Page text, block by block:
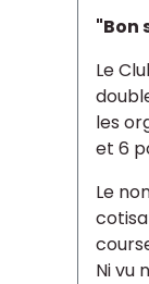
"Bon
Le
les
et 6
Le
Ni vu